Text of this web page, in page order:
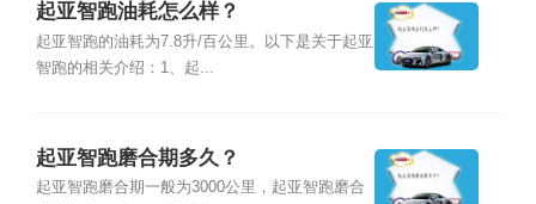
起亚智跑油耗怎么样？
起亚智跑的油耗为7.8升/百公里。以下是关于起亚
智跑的相关介绍：1、起...
起亚智跑磨合期多久？
起亚智跑磨合期一般为3000公里，起亚智跑磨合